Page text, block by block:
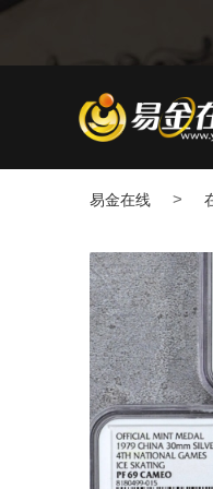
易金在线 >